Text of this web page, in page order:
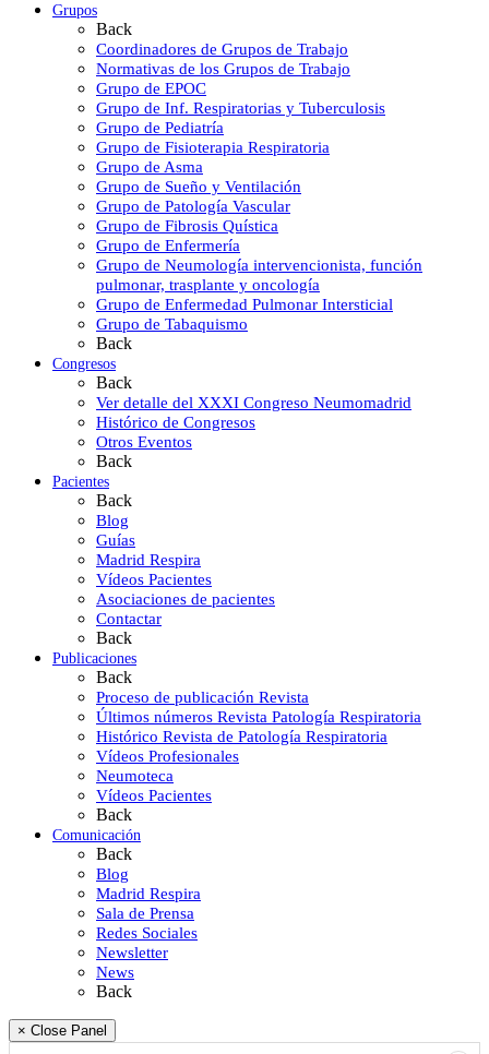
Grupos
Back
Coordinadores de Grupos de Trabajo
Normativas de los Grupos de Trabajo
Grupo de EPOC
Grupo de Inf. Respiratorias y Tuberculosis
Grupo de Pediatría
Grupo de Fisioterapia Respiratoria
Grupo de Asma
Grupo de Sueño y Ventilación
Grupo de Patología Vascular
Grupo de Fibrosis Quística
Grupo de Enfermería
Grupo de Neumología intervencionista, función
pulmonar, trasplante y oncología
Grupo de Enfermedad Pulmonar Intersticial
Grupo de Tabaquismo
Back
Congresos
Back
Ver detalle del XXXI Congreso Neumomadrid
Histórico de Congresos
Otros Eventos
Back
Pacientes
Back
Blog
Guías
Madrid Respira
Vídeos Pacientes
Asociaciones de pacientes
Contactar
Back
Publicaciones
Back
Proceso de publicación Revista
Últimos números Revista Patología Respiratoria
Histórico Revista de Patología Respiratoria
Vídeos Profesionales
Neumoteca
Vídeos Pacientes
Back
Comunicación
Back
Blog
Madrid Respira
Sala de Prensa
Redes Sociales
Newsletter
News
Back
× Close Panel